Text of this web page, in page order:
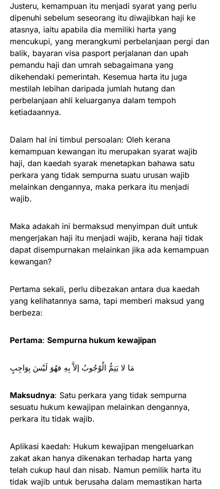
Justeru, kemampuan itu menjadi syarat yang perlu
dipenuhi sebelum seseorang itu diwajibkan haji ke
atasnya, iaitu apabila dia memiliki harta yang
mencukupi, yang merangkumi perbelanjaan pergi dan
balik, bayaran visa pasport perjalanan dan upah
pemandu haji dan umrah sebagaimana yang
dikehendaki pemerintah. Kesemua harta itu juga
mestilah lebihan daripada jumlah hutang dan
perbelanjaan ahli keluarganya dalam tempoh
ketiadaannya.
Dalam hal ini timbul persoalan: Oleh kerana
kemampuan kewangan itu merupakan syarat wajib
haji, dan kaedah syarak menetapkan bahawa satu
perkara yang tidak sempurna suatu urusan wajib
melainkan dengannya, maka perkara itu menjadi
wajib.
Maka adakah ini bermaksud menyimpan duit untuk
mengerjakan haji itu menjadi wajib, kerana haji tidak
dapat disempurnakan melainkan jika ada kemampuan
kewangan?
Pertama sekali, perlu dibezakan antara dua kaedah
yang kelihatannya sama, tapi memberi maksud yang
berbeza:
Pertama: Sempurna hukum kewajipan
مَا لا يَتِمُّ الْوُجُوبُ إلاَّ بِهِ فهُوَ لَيْسَ بِوَاجِبٍ
Maksudnya: Satu perkara yang tidak sempurna
sesuatu hukum kewajipan melainkan dengannya,
perkara itu tidak wajib.
Aplikasi kaedah: Hukum kewajipan mengeluarkan
zakat akan hanya dikenakan terhadap harta yang
telah cukup haul dan nisab. Namun pemilik harta itu
tidak wajib untuk berusaha dalam memastikan harta